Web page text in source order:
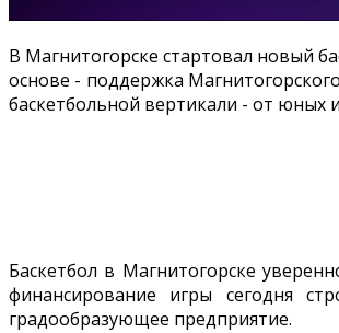
В Магнитогорске стартовал новый
основе - поддержка
баскетбольной вертикали - от юных
Баскетбол в Магнитогорске
финансирование игры сегодня
градообразующее предприятие.